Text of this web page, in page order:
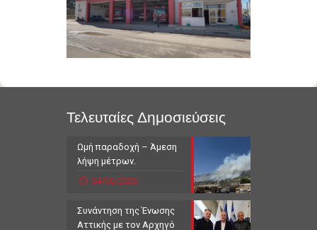
Τελευταίες Δημοσιεύσεις
Ωμή παραδοχή – Άμεση
λήψη μέτρων.
04/06/2026
Συνάντηση της Ένωσης
Αττικής με τον Αρχηγό